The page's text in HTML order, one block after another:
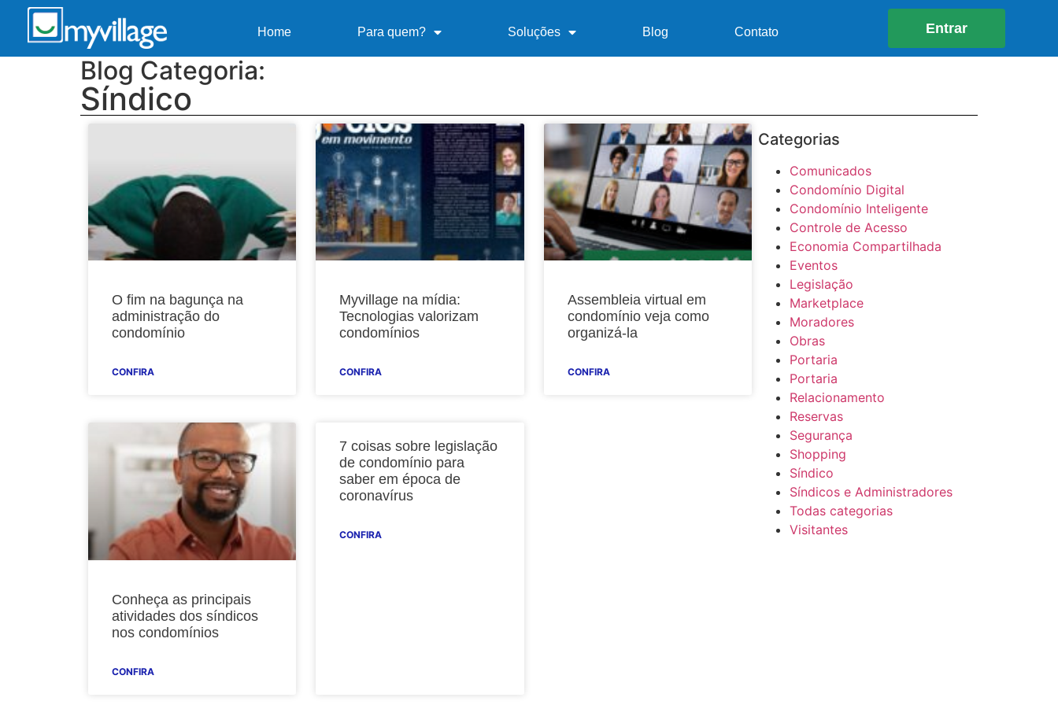
Home Para quem? Soluções Blog Contato Entrar
Blog Categoria:
Síndico
O fim na bagunça na
administração do
condomínio
CONFIRA
Myvillage na mídia:
Tecnologias valorizam
condomínios
CONFIRA
Assembleia virtual em
condomínio veja como
organizá-la
CONFIRA
Conheça as principais
atividades dos síndicos
nos condomínios
CONFIRA
7 coisas sobre legislação
de condomínio para
saber em época de
coronavírus
CONFIRA
Categorias
Comunicados
Condomínio Digital
Condomínio Inteligente
Controle de Acesso
Economia Compartilhada
Eventos
Legislação
Marketplace
Moradores
Obras
Portaria
Portaria
Relacionamento
Reservas
Segurança
Shopping
Síndico
Síndicos e Administradores
Todas categorias
Visitantes